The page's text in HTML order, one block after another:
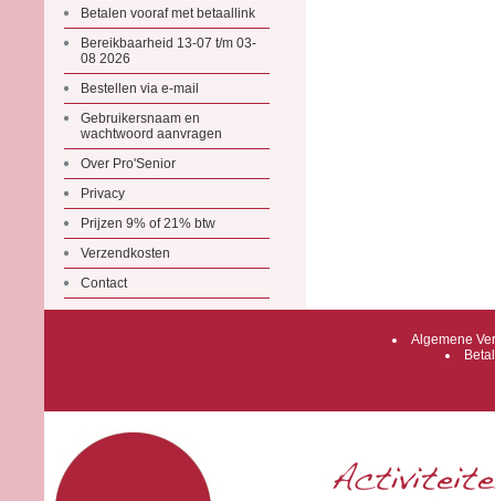
Betalen vooraf met betaallink
Bereikbaarheid 13-07 t/m 03-
08 2026
Bestellen via e-mail
Gebruikersnaam en
wachtwoord aanvragen
Over Pro'Senior
Privacy
Prijzen 9% of 21% btw
Verzendkosten
Contact
Algemene